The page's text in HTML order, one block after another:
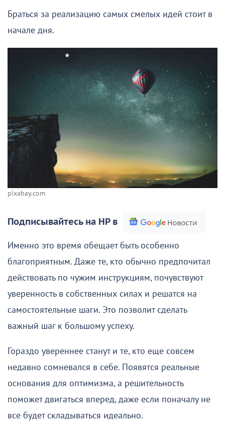
Браться за реализацию самых смелых идей стоит в
начале дня.
pixabay.com
Подписывайтесь на НР в
Именно это время обещает быть особенно
благоприятным. Даже те, кто обычно предпочитал
действовать по чужим инструкциям, почувствуют
уверенность в собственных силах и решатся на
самостоятельные шаги. Это позволит сделать
важный шаг к большому успеху.
Гораздо увереннее станут и те, кто еще совсем
недавно сомневался в себе. Появятся реальные
основания для оптимизма, а решительность
поможет двигаться вперед, даже если поначалу не
все будет складываться идеально.